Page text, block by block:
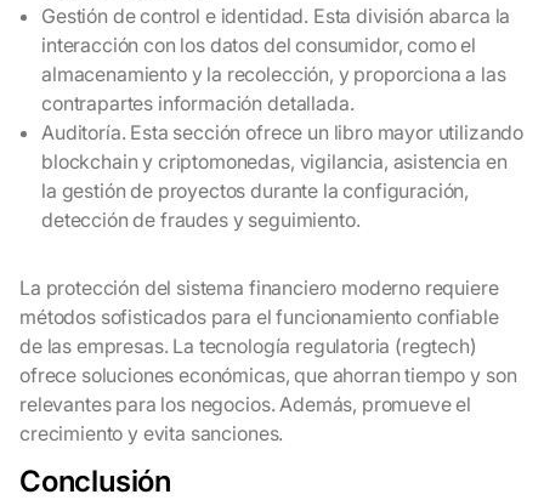
Gestión de control e identidad. Esta división abarca la
interacción con los datos del consumidor, como el
almacenamiento y la recolección, y proporciona a las
contrapartes información detallada.
Auditoría. Esta sección ofrece un libro mayor utilizando
blockchain y criptomonedas, vigilancia, asistencia en
la gestión de proyectos durante la configuración,
detección de fraudes y seguimiento.
La protección del sistema financiero moderno requiere
métodos sofisticados para el funcionamiento confiable
de las empresas. La tecnología regulatoria (regtech)
ofrece soluciones económicas, que ahorran tiempo y son
relevantes para los negocios. Además, promueve el
crecimiento y evita sanciones.
Conclusión